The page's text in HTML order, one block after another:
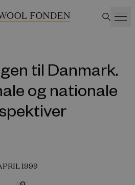
til Danmark.
og nationale
1999